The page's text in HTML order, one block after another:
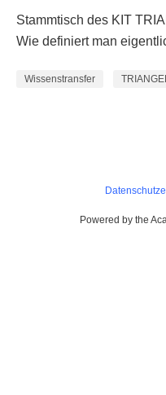
Stammtisch des KIT
Wie definiert man
Wissenstransfer
Powered by the